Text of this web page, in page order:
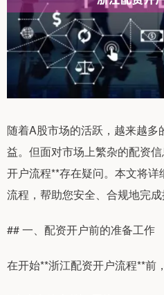
随着A股市场的活跃，越来越
益。但面对市场上繁杂的配资
开户流程**存在疑问。本文将
流程，帮助您安全、合规地完成
## 一、配资开户前的准备工作
在开始**浙江配资开户流程**前